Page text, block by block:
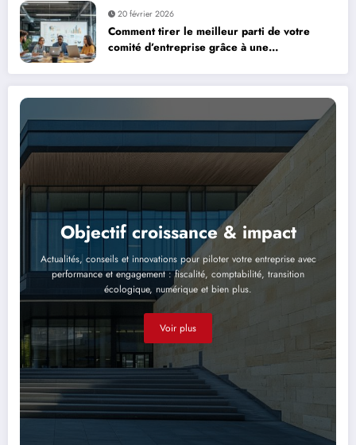
20 février 2026
Comment tirer le meilleur parti de votre
comité d’entreprise grâce à une
Objectif croissance & impact
Actualités, conseils et innovations pour piloter votre entreprise avec
performance et engagement : fiscalité, comptabilité, transition
écologique, numérique et bien plus.
Voir plus